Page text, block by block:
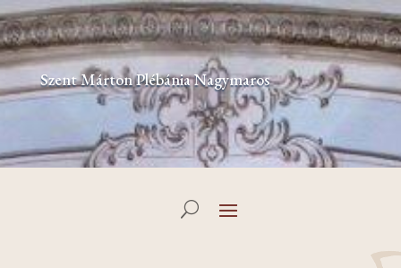
Szent Márton Plébánia Nagymaros